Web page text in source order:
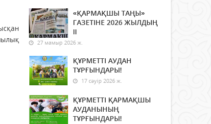
«ҚАРМАҚШЫ ТАҢЫ»
ГАЗЕТІНЕ 2026 ЖЫЛДЫҢ
ІI
27 мамыр 2026 ж.
ҚҰРМЕТТІ АУДАН
ТҰРҒЫНДАРЫ!
17 сәуір 2026 ж.
ҚҰРМЕТТІ ҚАРМАҚШЫ
АУДАНЫНЫҢ
ТҰРҒЫНДАРЫ!